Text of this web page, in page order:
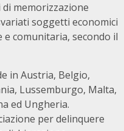
memorizzazione
soggetti economici
e comunitaria, secondo il
in Austria, Belgio,
Lussemburgo, Malta,
ed Ungheria.
per delinquere